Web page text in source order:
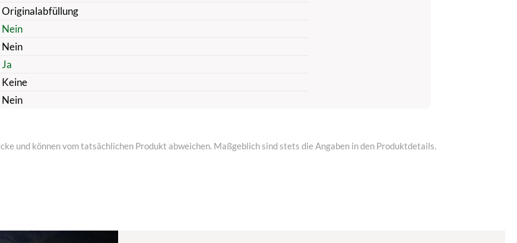
Originalabfüllung
Nein
Nein
Ja
Keine
Nein
und können vom tatsächlichen Produkt abweichen. Maßgeblich sind stets die Angaben in den Produktdetails.